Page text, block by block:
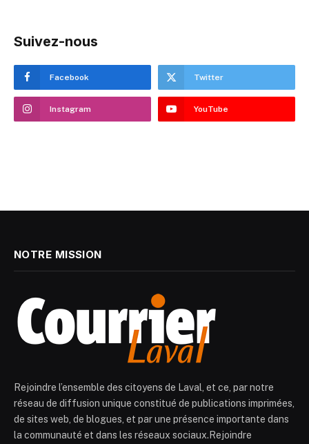
Suivez-nous
Facebook Twitter
Instagram YouTube
NOTRE MISSION
Rejoindre l’ensemble des citoyens de Laval, et ce, par notre
réseau de diffusion unique constitué de publications imprimées,
de sites web, de blogues, et par une présence importante dans
la communauté et dans les réseaux sociaux.Rejoindre